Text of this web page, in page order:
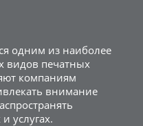
одним из наиболее
видов печатных
компаниям
внимание
услугах.